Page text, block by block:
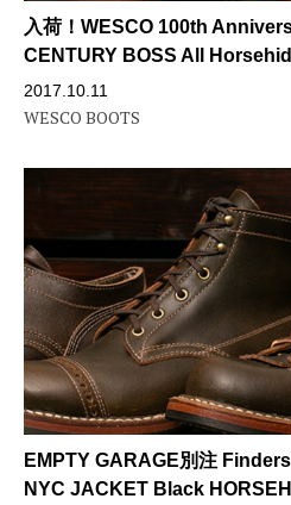
入荷！WESCO 100th
CENTURY BOSS All
2017.10.11
WESCO BOOTS
EMPTY GARAGE別注
NYC JACKET Black